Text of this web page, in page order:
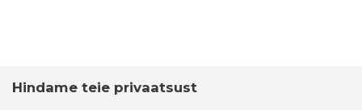
Hindame teie privaatsust